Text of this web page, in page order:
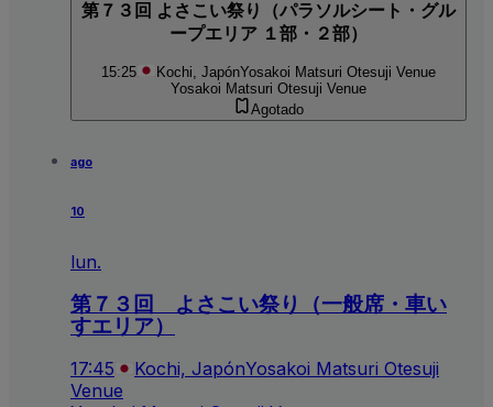
第７３回 よさこい祭り（パラソルシート・グル
ープエリア １部・２部）
15:25 Kochi, JapónYosakoi Matsuri Otesuji Venue
Yosakoi Matsuri Otesuji Venue
Agotado
ago
10
lun.
第７３回 よさこい祭り（一般席・車い
すエリア）
17:45 Kochi, JapónYosakoi Matsuri Otesuji
Venue